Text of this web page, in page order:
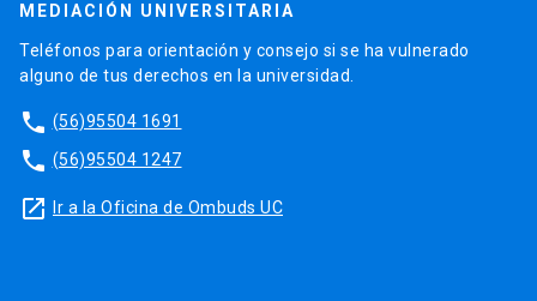
MEDIACIÓN UNIVERSITARIA
Teléfonos para orientación y consejo si se ha vulnerado
alguno de tus derechos en la universidad.
phone (56)95504 1691
phone (56)95504 1247
launch Ir a la Oficina de Ombuds UC